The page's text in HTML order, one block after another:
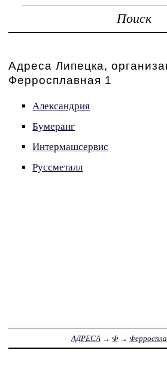
Поиск
Адреса Липецка,
Ферросплавная 1
Александрия
Бумеранг
Интермашсервис
Руссметалл
АДРЕСА → Ф→